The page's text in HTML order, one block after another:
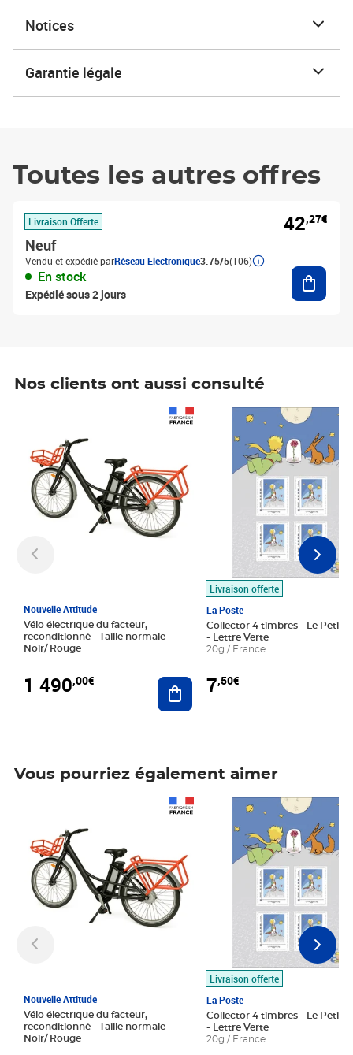
Notices
Garantie légale
Toutes les autres offres
Livraison Offerte
Neuf
Vendu et expédié parRéseau Electronique3.75/5(106)
En stock
Expédié sous 2 jours
42,27€
Nos clients ont aussi consulté
Nouvelle Attitude
Vélo électrique du facteur,
reconditionné - Taille normale -
Noir/ Rouge
1 490,00€ Ajouter au panier
Livraison offerte
La Poste
Collector 4 timbres - Le Petit
- Lettre Verte
20g / France
7,50€
Prix 7,50€
Vous pourriez également aimer
Nouvelle Attitude
Vélo électrique du facteur,
reconditionné - Taille normale -
Noir/ Rouge
Livraison offerte
La Poste
Collector 4 timbres - Le Petit
- Lettre Verte
20g / France
Prix 7,50€